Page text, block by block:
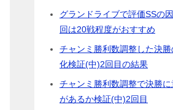
グランドライブで評価SSの
回は20戦程度がおすすめ
チャンミ勝利数調整した決勝
化検証(中)2回目の結果
チャンミ勝利数調整で決勝に
があるか検証(中)2回目